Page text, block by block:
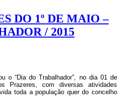
DO 1º DE MAIO –
/ 2015
o “Dia do Trabalhador”, no dia 01 de
Prazeres, com diversas atividades
toda a população quer do concelho